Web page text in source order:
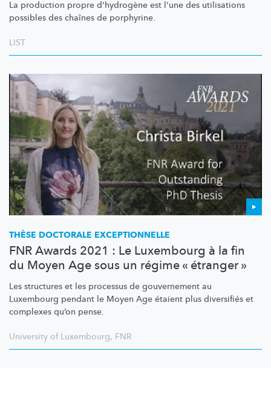
La production propre d'hydrogène est l'une des utilisations
possibles des chaînes de porphyrine.
LIST
THÈSE DOCTORALE EXCEPTIONNELLE
FNR Awards 2021 : Le Luxembourg à la fin
du Moyen Age sous un régime « étranger »
Les structures et les processus de gouvernement au
Luxembourg pendant le Moyen Age étaient plus diversifiés et
complexes qu’on pense.
University of Luxembourg, FNR